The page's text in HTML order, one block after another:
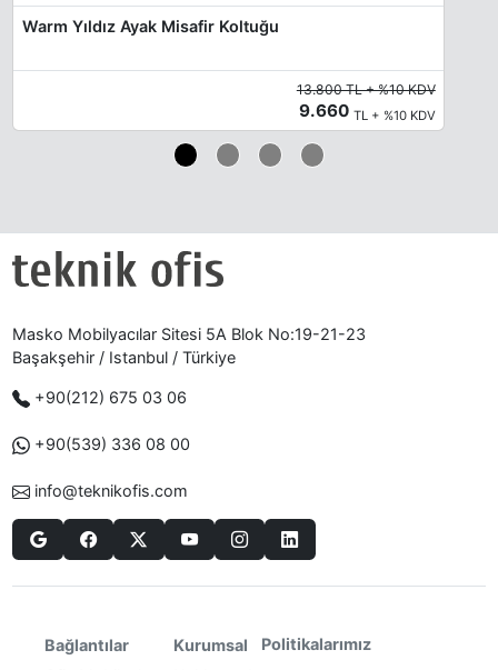
Warm Yıldız Ayak Misafir Koltuğu
13.800 TL + %10 KDV
9.660 TL + %10 KDV
Masko Mobilyacılar Sitesi 5A Blok No:19-21-23
Başakşehir / Istanbul / Türkiye
+90(212) 675 03 06
+90(539) 336 08 00
info@teknikofis.com
Bağlantılar
Kurumsal
Politikalarımız